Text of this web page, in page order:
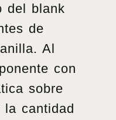
del blank
de
Al
con
sobre
cantidad